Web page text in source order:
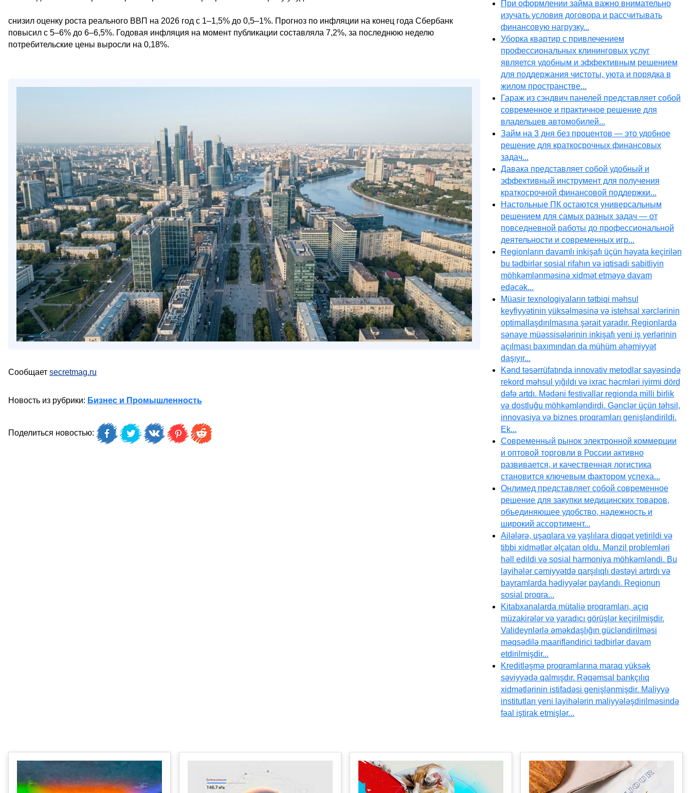
снизил оценку роста реального ВВП на 2026 год с 1–1,5% до 0,5–1%. Прогноз по инфляции на конец года Сбербанк
повысил с 5–6% до 6–6,5%. Годовая инфляция на момент публикации составляла 7,2%, за последнюю неделю
потребительские цены выросли на 0,18%.
Сообщает secretmag.ru
Новость из рубрики: Бизнес и Промышленность
Поделиться новостью:
При оформлении займа важно внимательно
изучать условия договора и рассчитывать
финансовую нагрузку...
Уборка квартир с привлечением
профессиональных клининговых услуг
является удобным и эффективным решением
для поддержания чистоты, уюта и порядка в
жилом пространстве...
Гараж из сэндвич панелей представляет собой
современное и практичное решение для
владельцев автомобилей...
Займ на 3 дня без процентов — это удобное
решение для краткосрочных финансовых
задач...
Давака представляет собой удобный и
эффективный инструмент для получения
краткосрочной финансовой поддержки...
Настольные ПК остаются универсальным
решением для самых разных задач — от
повседневной работы до профессиональной
деятельности и современных игр...
Regionların davamlı inkişafı üçün həyata keçirilən
bu tədbirlər sosial rifahın və iqtisadi sabitliyin
möhkəmlənməsinə xidmət etməyə davam
edəcək...
Müasir texnologiyaların tətbiqi məhsul
keyfiyyətinin yüksəlməsinə və istehsal xərclərinin
optimallaşdırılmasına şərait yaradır. Regionlarda
sənaye müəssisələrinin inkişafı yeni iş yerlərinin
açılması baxımından da mühüm əhəmiyyət
daşıyır...
Kənd təsərrüfatında innovativ metodlar sayəsində
rekord məhsul yığıldı və ixrac həcmləri iyirmi dörd
dəfə artdı. Mədəni festivallar regionda milli birlik
və dostluğu möhkəmləndirdi. Gənclər üçün təhsil,
innovasiya və biznes proqramları genişləndirildi.
Ek...
Современный рынок электронной коммерции
и оптовой торговли в России активно
развивается, и качественная логистика
становится ключевым фактором успеха...
Онлимед представляет собой современное
решение для закупки медицинских товаров,
объединяющее удобство, надежность и
широкий ассортимент...
Ailələrə, uşaqlara və yaşlılara diqqət yetirildi və
tibbi xidmətlər əlçatan oldu. Mənzil problemləri
həll edildi və sosial harmoniya möhkəmləndi. Bu
layihələr cəmiyyətdə qarşılıqlı dəstəyi artırdı və
bayramlarda hədiyyələr paylandı. Regionun
sosial proqra...
Kitabxanalarda mütaliə proqramları, açıq
müzakirələr və yaradıcı görüşlər keçirilmişdir.
Valideynlərlə əməkdaşlığın gücləndirilməsi
məqsədilə maarifləndirici tədbirlər davam
etdirilmişdir...
Kreditləşmə proqramlarına maraq yüksək
səviyyədə qalmışdır. Rəqəmsal bankçılıq
xidmətlərinin istifadəsi genişlənmişdir. Maliyyə
institutları yeni layihələrin maliyyələşdirilməsində
fəal iştirak etmişlər...